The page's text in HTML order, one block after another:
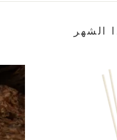
الشهر